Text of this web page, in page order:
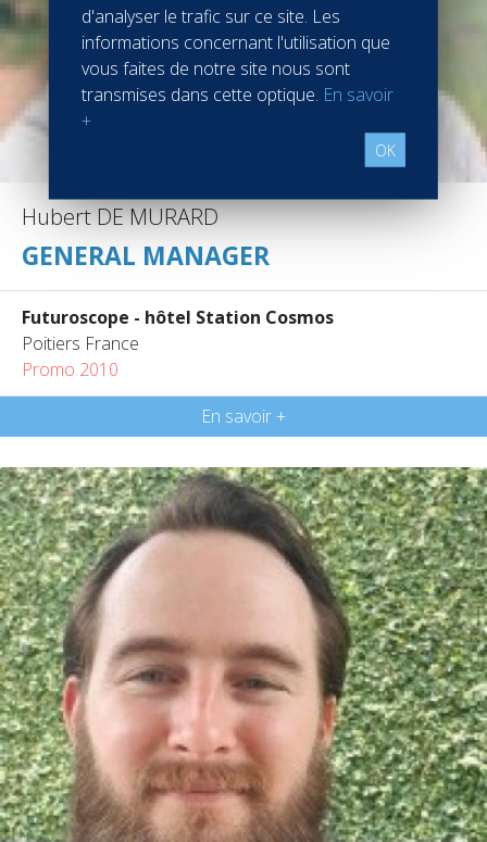
Hubert DE MURARD
GENERAL MANAGER
Futuroscope - hôtel Station Cosmos
Poitiers France
Promo 2010
En savoir +
d'analyser le trafic sur ce site. Les
informations concernant l'utilisation que
vous faites de notre site nous sont
transmises dans cette optique. En savoir
+
OK